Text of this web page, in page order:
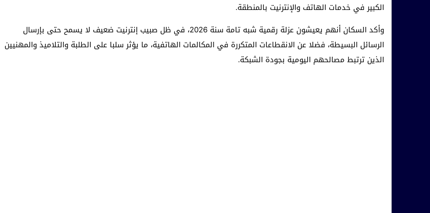
الكبير في خدمات الهاتف والإنترنيت بالمنطقة.
وأكد السكان أنهم يعيشون عزلة رقمية شبه تامة سنة 2026، في ظل صبيب إنترنيت ضعيف لا يسمح حتى بإرسال
الرسائل البسيطة، فضلا عن الانقطاعات المتكررة في المكالمات الهاتفية، ما يؤثر سلبا على الطلبة والتلاميذ والمهنيين
الذين ترتبط مصالحهم اليومية بجودة الشبكة.